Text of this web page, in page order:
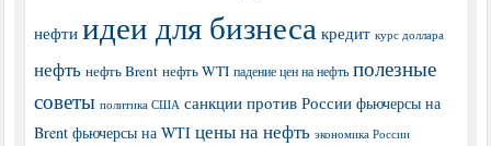
нефти идеи для бизнеса кредит курс доллара
нефть нефть Brent нефть WTI падение цен на нефть полезные
советы политика США санкции против России фьючерсы на
Brent фьючерсы на WTI цены на нефть экономика России